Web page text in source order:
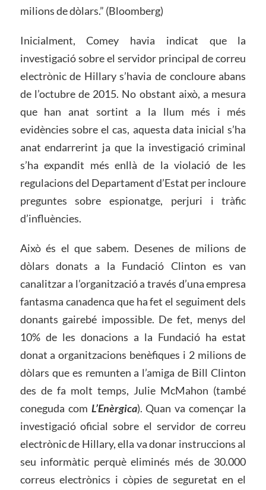
milions de dòlars.” (Bloomberg)
Inicialment, Comey havia indicat que la
investigació sobre el servidor principal de correu
electrònic de Hillary s’havia de concloure abans
de l’octubre de 2015. No obstant això, a mesura
que han anat sortint a la llum més i més
evidències sobre el cas, aquesta data inicial s’ha
anat endarrerint ja que la investigació criminal
s’ha expandit més enllà de la violació de les
regulacions del Departament d’Estat per incloure
preguntes sobre espionatge, perjuri i tràfic
d’influències.
Això és el que sabem. Desenes de milions de
dòlars donats a la Fundació Clinton es van
canalitzar a l’organització a través d’una empresa
fantasma canadenca que ha fet el seguiment dels
donants gairebé impossible. De fet, menys del
10% de les donacions a la Fundació ha estat
donat a organitzacions benèfiques i 2 milions de
dòlars que es remunten a l’amiga de Bill Clinton
des de fa molt temps, Julie McMahon (també
coneguda com L’Enèrgica). Quan va començar la
investigació oficial sobre el servidor de correu
electrònic de Hillary, ella va donar instruccions al
seu informàtic perquè eliminés més de 30.000
correus electrònics i còpies de seguretat en el